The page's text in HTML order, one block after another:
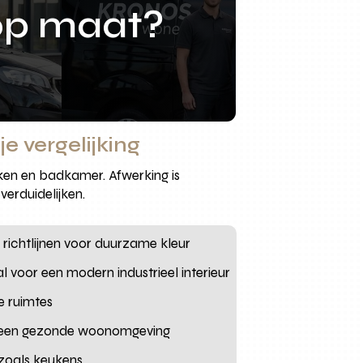
maat?
vergelijking
en badkamer. Afwerking is
voor duurzame kleur
een modern industrieel interieur
ruimtes
gezonde woonomgeving